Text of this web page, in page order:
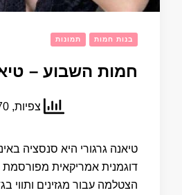
בנות חמות תמונות
חמות השבוע –
צפיות, 170
טיאנה גרגורי היא סנסציה
דוגמנית אמריקאית מפורסמת
הצטלמה עבור מגזינים ותווי